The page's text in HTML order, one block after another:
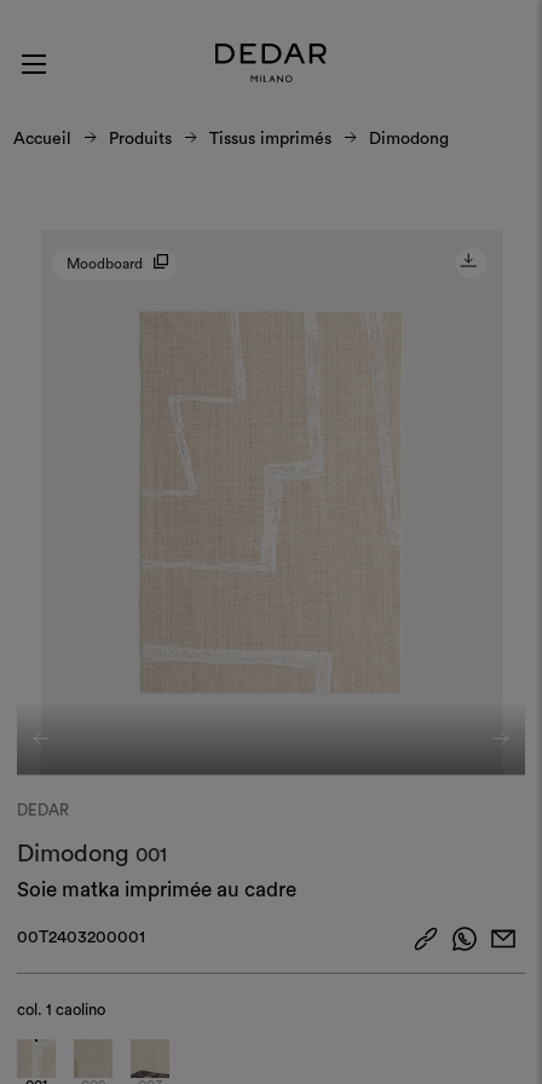
Accueil Produits Tissus imprimés Dimodong
Moodboard
DEDAR
Dimodong 001
Soie matka imprimée au cadre
00T2403200001
col.1 caolino